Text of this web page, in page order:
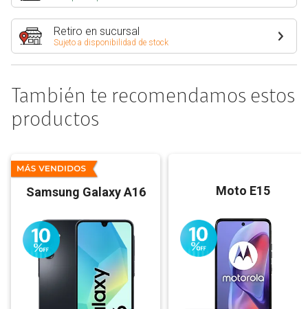
Retiro en sucursal
Sujeto a disponibilidad de stock
También te recomendamos estos
productos
Samsung Galaxy A16 Moto E15